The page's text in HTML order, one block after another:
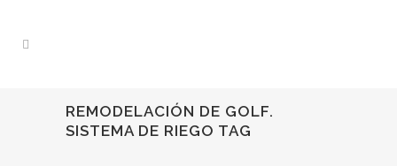
REMODELACIÓN DE GOLF.
SISTEMA DE RIEGO TAG